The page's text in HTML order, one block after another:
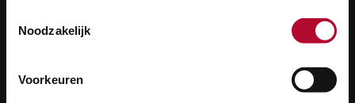
Noodzakelijk
Voorkeuren
Nedersaksenlijn